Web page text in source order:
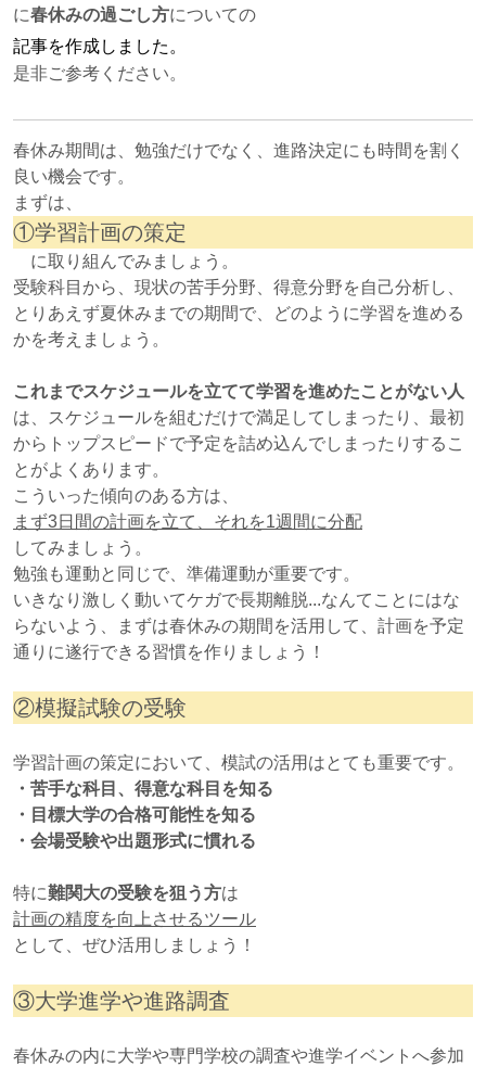
に春休みの過ごし方についての
記事を作成しました。
是非ご参考ください。
春休み期間は、勉強だけでなく、進路決定にも時間を割く
良い機会です。
まずは、
①学習計画の策定
に取り組んでみましょう。
受験科目から、現状の苦手分野、得意分野を自己分析し、
とりあえず夏休みまでの期間で、どのように学習を進める
かを考えましょう。
これまでスケジュールを立てて学習を進めたことがない人
は、スケジュールを組むだけで満足してしまったり、最初
からトップスピードで予定を詰め込んでしまったりするこ
とがよくあります。
こういった傾向のある方は、
まず3日間の計画を立て、それを1週間に分配
してみましょう。
勉強も運動と同じで、準備運動が重要です。
いきなり激しく動いてケガで長期離脱...なんてことにはな
らないよう、まずは春休みの期間を活用して、計画を予定
通りに遂行できる習慣を作りましょう！
②模擬試験の受験
学習計画の策定において、模試の活用はとても重要です。
・苦手な科目、得意な科目を知る
・目標大学の合格可能性を知る
・会場受験や出題形式に慣れる
特に難関大の受験を狙う方は
計画の精度を向上させるツール
として、ぜひ活用しましょう！
③大学進学や進路調査
春休みの内に大学や専門学校の調査や進学イベントへ参加